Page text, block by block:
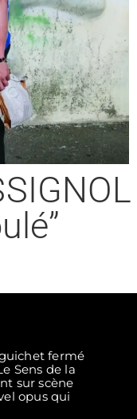
fermé
Sens de la
sur scène
opus qui